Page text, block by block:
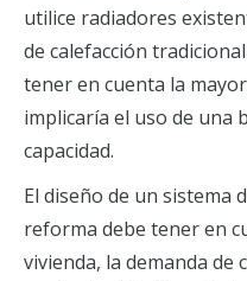
utilice radiadores
de calefacción
tener en cuenta la
implicaría el uso de una
capacidad.
El diseño de un sistema
reforma debe tener en
vivienda, la demanda de